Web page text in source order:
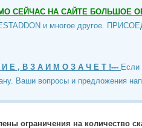
СЕЙЧАС НА САЙТЕ БОЛЬШОЕ
и многое другое.
Е , В З А И М О З А Ч Е Т !--- Если
Ваши вопросы и предложения
ограничения на